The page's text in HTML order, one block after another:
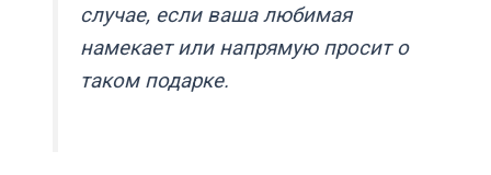
случае, если ваша любимая
намекает или напрямую просит о
таком подарке.